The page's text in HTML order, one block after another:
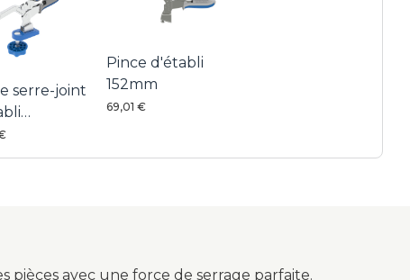
serre-joint
3
Pince d'établi
152mm
69,01 €
avec une force de serrage parfaite.